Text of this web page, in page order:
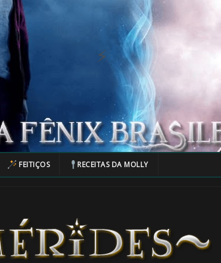
FEITIÇOS RECEITAS DA MOLLY
1️⃣ 8️⃣
1️⃣ 8️⃣